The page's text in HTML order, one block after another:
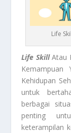
Life
Life SkillAtau
Kemampuan
Kehidupan
untuk
berbagai
penting
keterampilan